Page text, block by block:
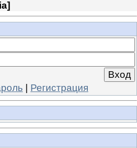
]
| Регистрация